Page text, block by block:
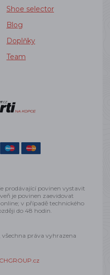
Shoe selector
Blog
Doplňky
Team
prodávající povinen vystavit
je povinen zaevidovat
v případě technického
do 48 hodin.
práva vyhrazena